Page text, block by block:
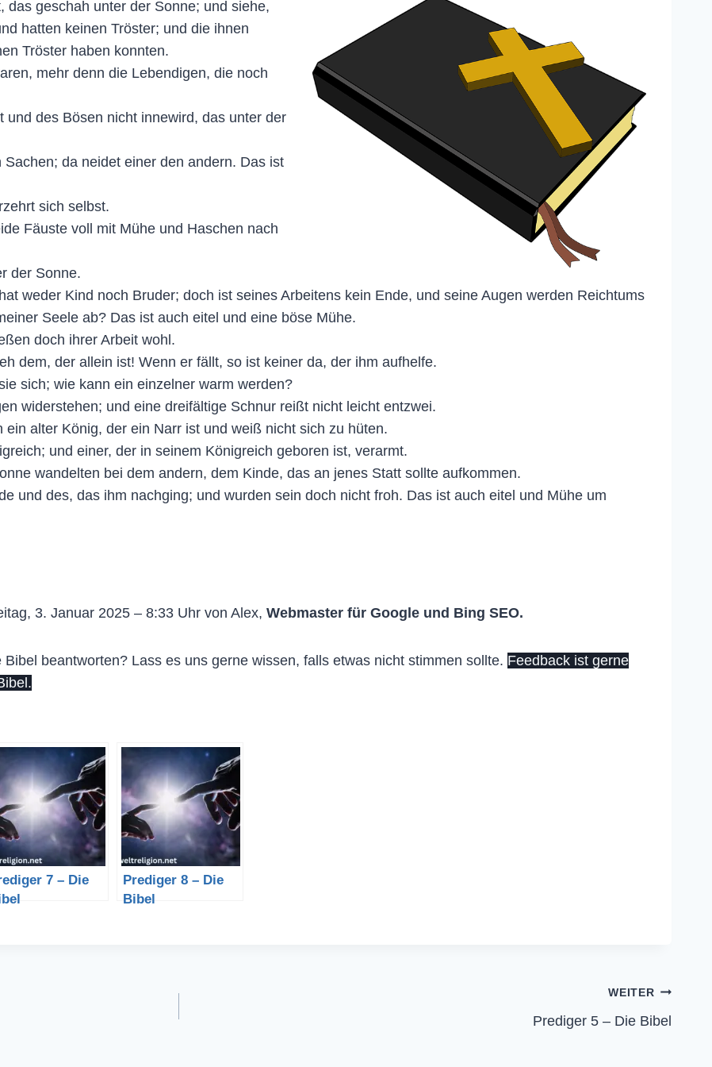
geschah unter der Sonne; und siehe,
hatten keinen Tröster; und die ihnen
Tröster haben konnten.
mehr denn die Lebendigen, die noch
des Bösen nicht innewird, das unter der
da neidet einer den andern. Das ist
sich selbst.
Fäuste voll mit Mühe und Haschen nach
der Sonne.
weder Kind noch Bruder; doch ist seines Arbeitens kein Ende, und seine Augen werden Reichtums
Seele ab? Das ist auch eitel und eine böse Mühe.
doch ihrer Arbeit wohl.
dem, der allein ist! Wenn er fällt, so ist keiner da, der ihm aufhelfe.
sich; wie kann ein einzelner warm werden?
widerstehen; und eine dreifältige Schnur reißt nicht leicht entzwei.
alter König, der ein Narr ist und weiß nicht sich zu hüten.
und einer, der in seinem Königreich geboren ist, verarmt.
wandelten bei dem andern, dem Kinde, das an jenes Statt sollte aufkommen.
und des, das ihm nachging; und wurden sein doch nicht froh. Das ist auch eitel und Mühe um
3. Januar 2025 – 8:33 Uhr von Alex, Webmaster für Google und Bing SEO.
beantworten? Lass es uns gerne wissen, falls etwas nicht stimmen sollte. Feedback ist gerne
7 – Die
Prediger 8 – Die
Bibel
WEITER
Prediger 5 – Die Bibel